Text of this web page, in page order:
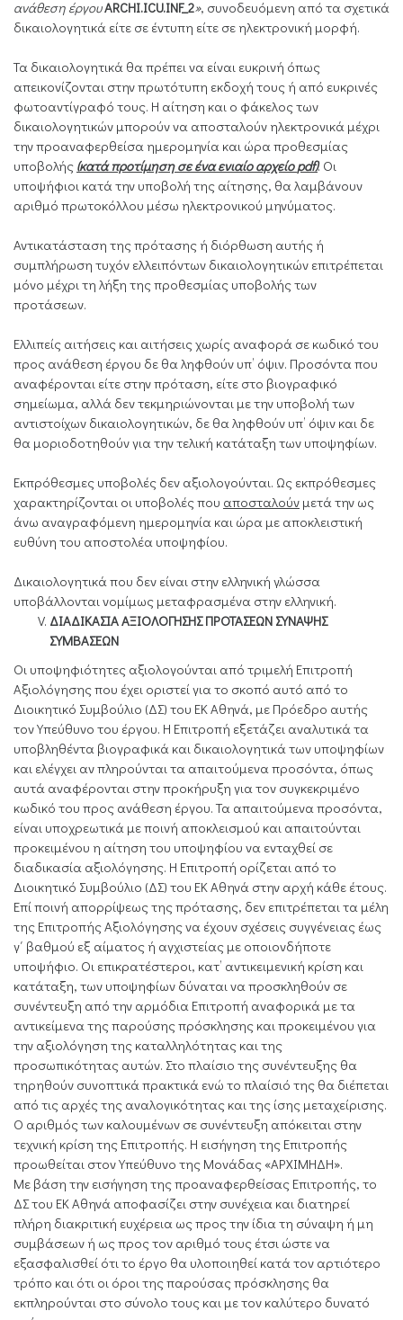
ανάθεση έργουARCHI.ICU.INF_2», συνοδευόμενη από τα σχετικά
δικαιολογητικά είτε σε έντυπη είτε σε ηλεκτρονική μορφή.
Τα δικαιολογητικά θα πρέπει να είναι ευκρινή όπως
απεικονίζονται στην πρωτότυπη εκδοχή τους ή από ευκρινές
φωτοαντίγραφό τους. Η αίτηση και ο φάκελος των
δικαιολογητικών μπορούν να αποσταλούν ηλεκτρονικά μέχρι
την προαναφερθείσα ημερομηνία και ώρα προθεσμίας
υποβολής (κατά προτίμηση σε ένα ενιαίο αρχείοpdf). Οι
υποψήφιοι κατά την υποβολή της αίτησης, θα λαμβάνουν
αριθμό πρωτοκόλλου μέσω ηλεκτρονικού μηνύματος.
Αντικατάσταση της πρότασης ή διόρθωση αυτής ή
συμπλήρωση τυχόν ελλειπόντων δικαιολογητικών επιτρέπεται
μόνο μέχρι τη λήξη της προθεσμίας υποβολής των
προτάσεων.
Ελλιπείς αιτήσεις και αιτήσεις χωρίς αναφορά σε κωδικό του
προς ανάθεση έργου δε θα ληφθούν υπ’ όψιν. Προσόντα που
αναφέρονται είτε στην πρόταση, είτε στο βιογραφικό
σημείωμα, αλλά δεν τεκμηριώνονται με την υποβολή των
αντιστοίχων δικαιολογητικών, δε θα ληφθούν υπ’ όψιν και δε
θα μοριοδοτηθούν για την τελική κατάταξη των υποψηφίων.
Εκπρόθεσμες υποβολές δεν αξιολογούνται. Ως εκπρόθεσμες
χαρακτηρίζονται οι υποβολές που αποσταλούν μετά την ως
άνω αναγραφόμενη ημερομηνία και ώρα με αποκλειστική
ευθύνη του αποστολέα υποψηφίου.
Δικαιολογητικά που δεν είναι στην ελληνική γλώσσα
υποβάλλονται νομίμως μεταφρασμένα στην ελληνική.
ΔΙΑΔΙΚΑΣΙΑ ΑΞΙΟΛΟΓΗΣΗΣ ΠΡΟΤΑΣΕΩΝ ΣΥΝΑΨΗΣ
ΣΥΜΒΑΣΕΩΝ
Οι υποψηφιότητες αξιολογούνται από τριμελή Επιτροπή
Αξιολόγησης που έχει οριστεί για το σκοπό αυτό από το
Διοικητικό Συμβούλιο (ΔΣ) του ΕΚ Αθηνά, με Πρόεδρο αυτής
τον Υπεύθυνο του έργου. Η Επιτροπή εξετάζει αναλυτικά τα
υποβληθέντα βιογραφικά και δικαιολογητικά των υποψηφίων
και ελέγχει αν πληρούνται τα απαιτούμενα προσόντα, όπως
αυτά αναφέρονται στην προκήρυξη για τον συγκεκριμένο
κωδικό του προς ανάθεση έργου. Τα απαιτούμενα προσόντα,
είναι υποχρεωτικά με ποινή αποκλεισμού και απαιτούνται
προκειμένου η αίτηση του υποψηφίου να ενταχθεί σε
διαδικασία αξιολόγησης. Η Επιτροπή ορίζεται από το
Διοικητικό Συμβούλιο (ΔΣ) του ΕΚ Αθηνά στην αρχή κάθε έτους.
Επί ποινή απορρίψεως της πρότασης, δεν επιτρέπεται τα μέλη
της Επιτροπής Αξιολόγησης να έχουν σχέσεις συγγένειας έως
γ΄ βαθμού εξ αίματος ή αγχιστείας με οποιονδήποτε
υποψήφιο. Οι επικρατέστεροι, κατ’ αντικειμενική κρίση και
κατάταξη, των υποψηφίων δύναται να προσκληθούν σε
συνέντευξη από την αρμόδια Επιτροπή αναφορικά με τα
αντικείμενα της παρούσης πρόσκλησης και προκειμένου για
την αξιολόγηση της καταλληλότητας και της
προσωπικότητας αυτών. Στο πλαίσιο της συνέντευξης θα
τηρηθούν συνοπτικά πρακτικά ενώ το πλαίσιό της θα διέπεται
από τις αρχές της αναλογικότητας και της ίσης μεταχείρισης.
Ο αριθμός των καλουμένων σε συνέντευξη απόκειται στην
τεχνική κρίση της Επιτροπής. Η εισήγηση της Επιτροπής
προωθείται στον Υπεύθυνο της Μονάδας «ΑΡΧΙΜΗΔΗ».
Με βάση την εισήγηση της προαναφερθείσας Επιτροπής, το
ΔΣ του ΕΚ Αθηνά αποφασίζει στην συνέχεια και διατηρεί
πλήρη διακριτική ευχέρεια ως προς την ίδια τη σύναψη ή μη
συμβάσεων ή ως προς τον αριθμό τους έτσι ώστε να
εξασφαλισθεί ότι το έργο θα υλοποιηθεί κατά τον αρτιότερο
τρόπο και ότι οι όροι της παρούσας πρόσκλησης θα
εκπληρούνται στο σύνολο τους και με τον καλύτερο δυνατό